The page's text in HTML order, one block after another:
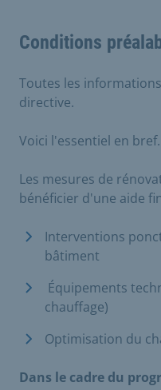
Conditions
Toutes les
directive.
Voici l'essentiel en bref.
Les mesures de
bénéficier d'une aide
Interventions
bâtiment
Équipements
chauffage) ​
Optimisation du
Dans le cadre du